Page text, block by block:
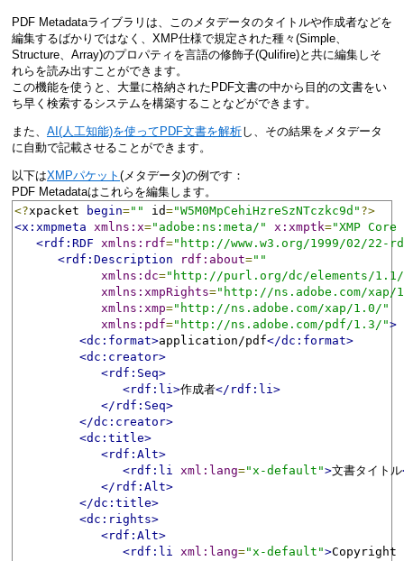
PDF Metadataライブラリは、このメタデータのタイトルや作成者などを
編集するばかりではなく、XMP仕様で規定された種々(Simple、
Structure、Array)のプロパティを言語の修飾子(Qulifire)と共に編集しそ
れらを読み出すことができます。
この機能を使うと、大量に格納されたPDF文書の中から目的の文書をい
ち早く検索するシステムを構築することなどができます。
また、 AI(人工知能)を使ってPDF文書を解析し、その結果をメタデータ
に自動で記載させることができます。
以下はXMPパケット (メタデータ)の例です：
PDF Metadataはこれらを編集します。
<?xpacket begin="﻿" id="W5M0MpCehiHzreSzNTczkc9d" ?>
<x:xmpmeta
xmlns:x="adobe:ns:meta/" x:xmptk="XMP
<rdf:RDF
xmlns:rdf="http://www.w3.org/1999/02/22-
<rdf:Description
rdf:about=""
xmlns:dc="http://purl.org/dc/elements/
xmlns:xmpRights="http://ns.adobe.com/
xmlns:xmp="http://ns.adobe.com/xap/1.0/"
xmlns:pdf="http://ns.adobe.com/pdf/1.3/">
<dc:format>application/pdf</dc:format>
<dc:creator>
<rdf:Seq>
<rdf:li>作成者</rdf:li>
</rdf:Seq>
</dc:creator>
<dc:title>
<rdf:Alt>
<rdf:li
xml:lang="x-default">文書タイトル
</rdf:Alt>
</dc:title>
<dc:rights>
<rdf:Alt>
<rdf:li
xml:lang="x-default">Copyright